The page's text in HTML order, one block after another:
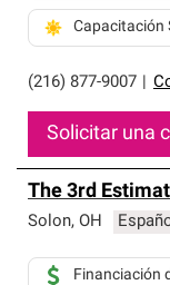
(216) 877-9007
Capacitación
Solicitar una
The 3rd
Solon, OH
Financiación